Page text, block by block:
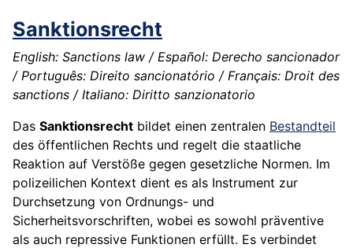
Sanktionsrecht
English: Sanctions law / Español: Derecho sancionador
/ Português: Direito sancionatório / Français: Droit des
sanctions / Italiano: Diritto sanzionatorio
Das Sanktionsrecht bildet einen zentralen Bestandteil
des öffentlichen Rechts und regelt die staatliche
Reaktion auf Verstöße gegen gesetzliche Normen. Im
polizeilichen Kontext dient es als Instrument zur
Durchsetzung von Ordnungs- und
Sicherheitsvorschriften, wobei es sowohl präventive
als auch repressive Funktionen erfüllt. Es verbindet